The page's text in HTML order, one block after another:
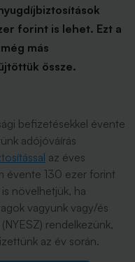
forint is lehet. Ezt a
más
össze.
befizetésekkel évente
adójóváírás
az éves
évente 130 ezer forint
növelhetjük, ha
vagyunk vagy/és
rendelkezünk,
az év során.